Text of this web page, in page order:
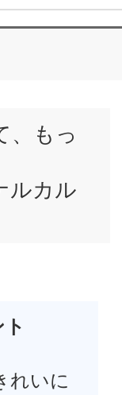
、もっ
ルカル
れいに